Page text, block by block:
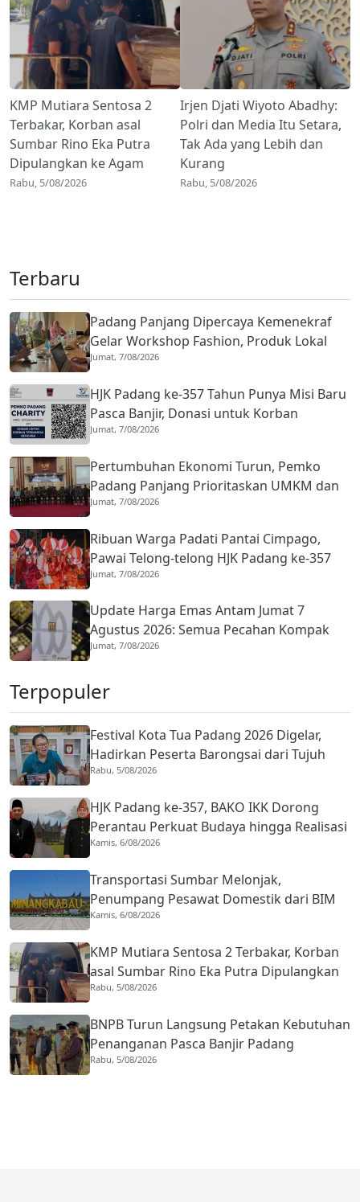
KMP Mutiara Sentosa 2
Terbakar, Korban asal
Sumbar Rino Eka Putra
Dipulangkan ke Agam
Rabu, 5/08/2026
Irjen Djati Wiyoto Abadhy:
Polri dan Media Itu Setara,
Tak Ada yang Lebih dan
Kurang
Rabu, 5/08/2026
Terbaru
Padang Panjang Dipercaya Kemenekraf
Gelar Workshop Fashion, Produk Lokal
Dibidik Lebih Kompetitif
Jumat, 7/08/2026
HJK Padang ke-357 Tahun Punya Misi Baru
Pasca Banjir, Donasi untuk Korban
Terdampak Bencana Digencarkan
Jumat, 7/08/2026
Pertumbuhan Ekonomi Turun, Pemko
Padang Panjang Prioritaskan UMKM dan
Infrastruktur di APBD 2026
Jumat, 7/08/2026
Ribuan Warga Padati Pantai Cimpago,
Pawai Telong-telong HJK Padang ke-357
Pamerkan Kekayaan Budaya
Jumat, 7/08/2026
Update Harga Emas Antam Jumat 7
Agustus 2026: Semua Pecahan Kompak
Menguat, Ini Rinciannya
Jumat, 7/08/2026
Terpopuler
Festival Kota Tua Padang 2026 Digelar,
Hadirkan Peserta Barongsai dari Tujuh
Negara
Rabu, 5/08/2026
HJK Padang ke-357, BAKO IKK Dorong
Perantau Perkuat Budaya hingga Realisasi
Kota Gastronomi
Kamis, 6/08/2026
Transportasi Sumbar Melonjak,
Penumpang Pesawat Domestik dari BIM
Naik Hampir 33 Persen
Kamis, 6/08/2026
KMP Mutiara Sentosa 2 Terbakar, Korban
asal Sumbar Rino Eka Putra Dipulangkan
ke Agam
Rabu, 5/08/2026
BNPB Turun Langsung Petakan Kebutuhan
Penanganan Pasca Banjir Padang
Rabu, 5/08/2026